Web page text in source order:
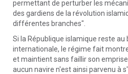
permettant de perturber les
des gardiens de la révolution
différentes branches".
Si la République islamique reste
internationale, le régime fait
et maintient sans faillir son
aucun navire n'est ainsi parvenu à